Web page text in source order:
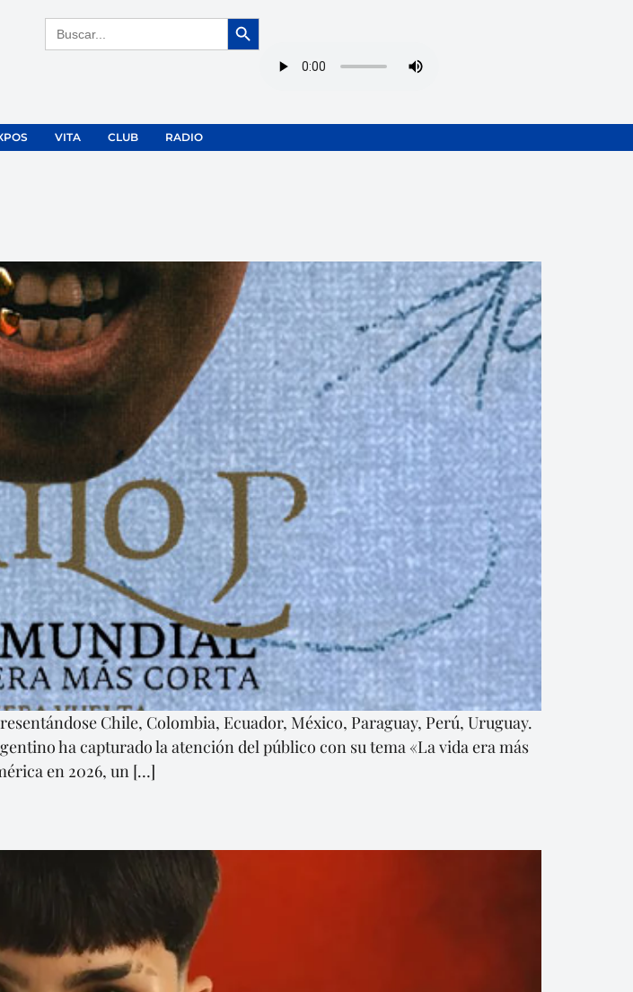
Buscar: Botón de búsqueda
VITA CLUB RADIO
Chile, Colombia, Ecuador, México, Paraguay, Perú, Uruguay.
ha capturado la atención del público con su tema «La vida era más
en 2026, un […]